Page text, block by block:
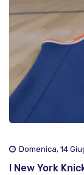
Domenica, 14
I New York